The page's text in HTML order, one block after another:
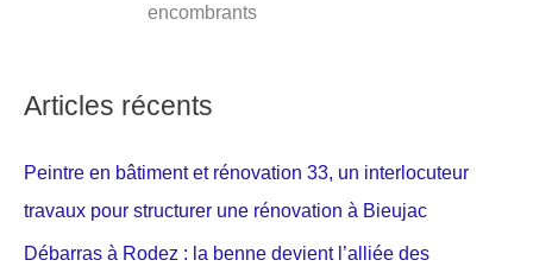
encombrants
Articles récents
Peintre en bâtiment et rénovation 33, un interlocuteur
travaux pour structurer une rénovation à Bieujac
Débarras à Rodez : la benne devient l’alliée des